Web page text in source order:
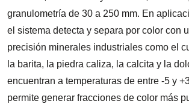
granulometría de 30 a 250 mm. En
el sistema detecta y separa por color con
precisión minerales industriales como el
la barita, la piedra caliza, la calcita y la
encuentran a temperaturas de entre -5 y
permite generar fracciones de color más